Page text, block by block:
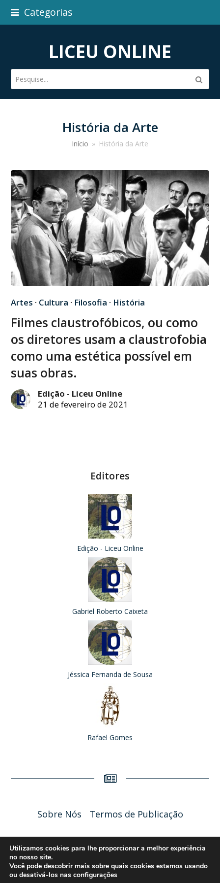
Categorias
LICEU ONLINE
Pesquise...
História da Arte
Início » História da Arte
Artes · Cultura · Filosofia · História
Filmes claustrofóbicos, ou como
os diretores usam a claustrofobia
como uma estética possível em
suas obras.
Edição - Liceu Online
21 de fevereiro de 2021
Editores
Edição - Liceu Online
Gabriel Roberto Caixeta
Jéssica Fernanda de Sousa
Rafael Gomes
Sobre Nós Termos de Publicação
Liceu Online 2026 - Política de Privacidade
Utilizamos cookies para lhe proporcionar a melhor experiência
no nosso site.
Você pode descobrir mais sobre quais cookies estamos usando
ou desativá-los nas configurações